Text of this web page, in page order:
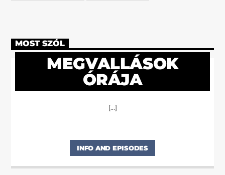
MOST SZÓL
MEGVALLÁSOK
ÓRÁJA
[...]
INFO AND EPISODES